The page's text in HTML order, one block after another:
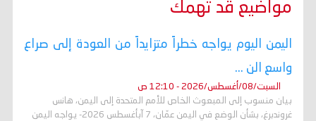
مواضيع قد تهمك
اليمن اليوم يواجه خطراً متزايداً من العودة إلى صراع
واسع الن ...
السبت/08/أغسطس/2026 - 12:10 ص
بيان منسوب إلى المبعوث الخاص للأمم المتحدة إلى اليمن، هانس
غروندبرغ، بشأن الوضع في اليمن عمّان، 7 آبأغسطس 2026- يواجه اليمن